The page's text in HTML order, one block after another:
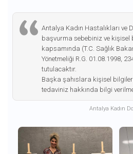
Antalya Kadın Hastalıkları ve
başvurma sebebiniz ve kişisel
kapsamında (T.C. Sağlık
Yönetmeliği R.G. 01.08.1998,
tutulacaktır.
Başka şahıslara kişisel
tedaviniz hakkında bilgi
Antalya Kadın